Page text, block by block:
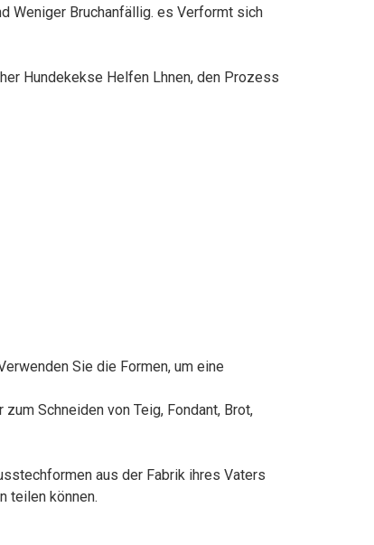
Weniger Bruchanfällig. es Verformt sich
Hundekekse Helfen Lhnen, den Prozess
Sie die Formen, um eine
Schneiden von Teig, Fondant, Brot,
aus der Fabrik ihres Vaters
teilen können.